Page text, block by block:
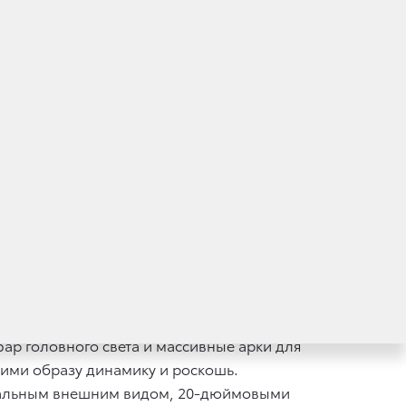
модельного ряда Toyota стал еще более
автомобиль доступен только
головного света и массивные арки для
образу динамику и роскошь.
внешним видом, 20-дюймовыми